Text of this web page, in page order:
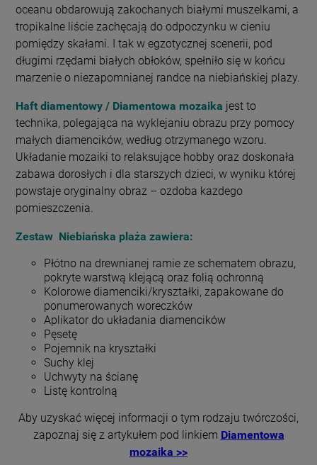
oceanu obdarowują zakochanych białymi muszelkami, a
tropikalne liście zachęcają do odpoczynku w cieniu
pomiędzy skałami. I tak w egzotycznej scenerii, pod
długimi rzędami białych obłoków, spełniło się w końcu
marzenie o niezapomnianej randce na niebiańskiej plaży.
Haft diamentowy / Diamentowa mozaika jest to
technika, polegająca na wyklejaniu obrazu przy pomocy
małych diamencików, według otrzymanego wzoru.
Układanie mozaiki to relaksujące hobby oraz doskonała
zabawa dorosłych i dla starszych dzieci, w wyniku której
powstaje oryginalny obraz – ozdoba kazdego
pomieszczenia.
Zestaw Niebiańska plaża zawiera:
Płótno na drewnianej ramie ze schematem obrazu,
pokryte warstwą klejącą oraz folią ochronną
Kolorowe diamenciki/kryształki, zapakowane do
ponumerowanych woreczków
Aplikator do układania diamencików
Pęsetę
Pojemnik na kryształki
Suchy klej
Uchwyty na ścianę
Listę kontrolną
Aby uzyskać więcej informacji o tym rodzaju twórczości,
zapoznaj się z artykułem pod linkiem Diamentowa
mozaika >>